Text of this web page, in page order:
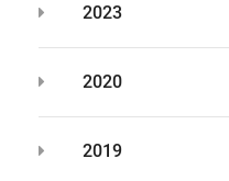
2023
2020
2019